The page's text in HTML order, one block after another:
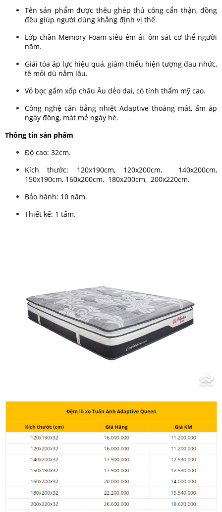
Tên sản phẩm được thêu ghép thủ công cẩn thận, đồng
đều giúp người dùng khẳng định vị thế.
Lớp chần Memory Foam siêu êm ái, ôm sát cơ thể người
nằm.
Giải tỏa áp lực hiệu quả, giảm thiểu hiện tượng đau nhức,
tê mỏi dù nằm lâu.
Vỏ bọc gấm xốp châu Âu dẻo dai, có tính thẩm mỹ cao.
Công nghệ cân bằng nhiệt Adaptive thoáng mát, ấm áp
ngày đông, mát mẻ ngày hè.
Thông tin sản phẩm
Độ cao: 32cm.
Kích thước: 120x190cm, 120x200cm, 140x200cm,
150x190cm, 160x200cm, 180x200cm, 200x220cm.
Bảo hành: 10 năm.
Thiết kế: 1 tấm.